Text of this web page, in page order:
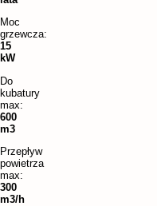
Moc
grzewcza:
15
kW
Do
kubatury
max:
600
m3
Przepływ
powietrza
max:
300
m3/h